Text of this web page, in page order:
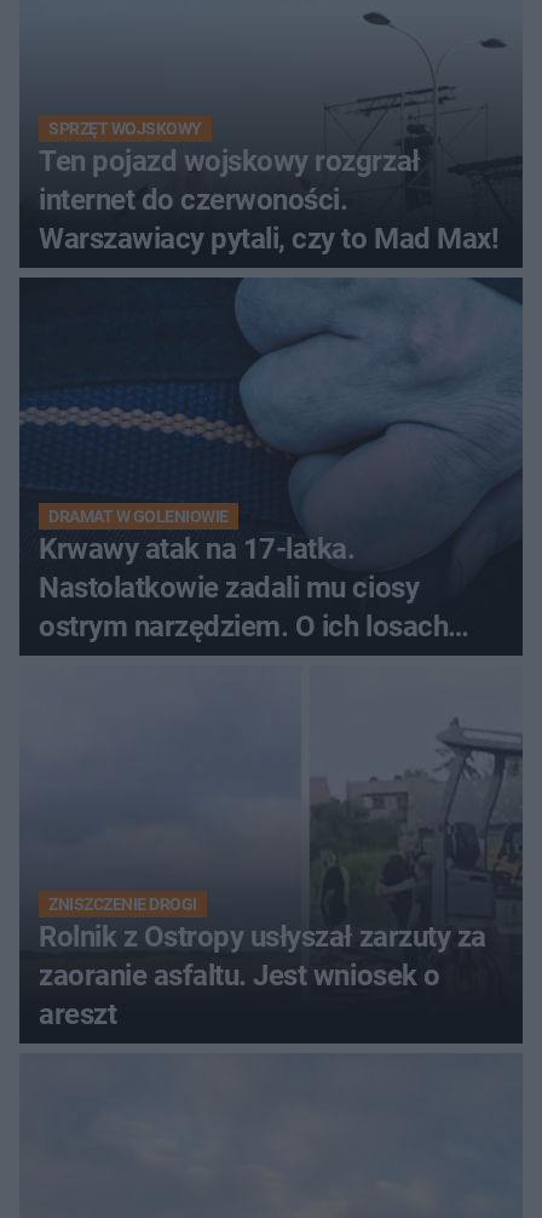
SPRZĘT WOJSKOWY
Ten pojazd wojskowy rozgrzał
internet do czerwoności.
Warszawiacy pytali, czy to Mad Max!
DRAMAT W GOLENIOWIE
Krwawy atak na 17-latka.
Nastolatkowie zadali mu ciosy
ostrym narzędziem. O ich losach
zdecyduje sąd rodzinny
ZNISZCZENIE DROGI
Rolnik z Ostropy usłyszał zarzuty za
zaoranie asfaltu. Jest wniosek o
areszt